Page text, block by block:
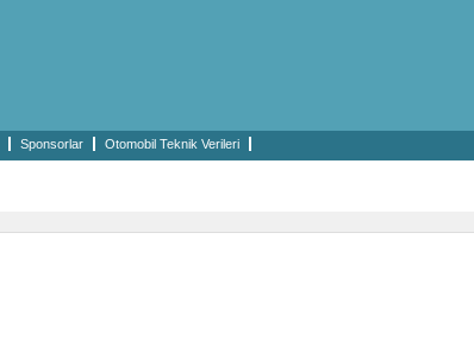
Sponsorlar Otomobil Teknik Verileri